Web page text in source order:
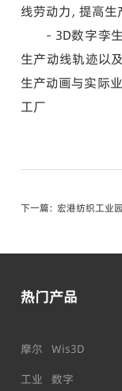
线劳动力，提高生
- 3D数字孪生
生产动线轨迹以
生产动画与实际
工厂
下一篇： 宏港纺织工业
热门产品
摩尔
工业
Wis3D
数字